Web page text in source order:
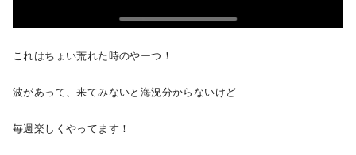
これはちょい荒れた時のやーつ！
波があって、来てみないと海況分からないけど
毎週楽しくやってます！